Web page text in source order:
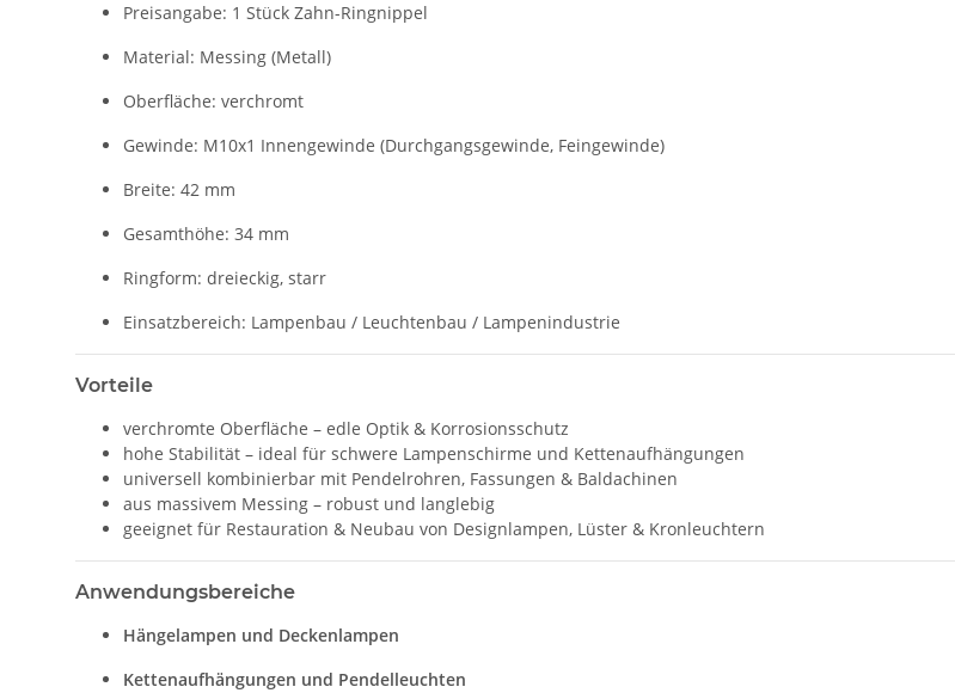
Preisangabe: 1 Stück Zahn-Ringnippel
Material: Messing (Metall)
Oberfläche: verchromt
Gewinde: M10x1 Innengewinde (Durchgangsgewinde, Feingewinde)
Breite: 42 mm
Gesamthöhe: 34 mm
Ringform: dreieckig, starr
Einsatzbereich: Lampenbau / Leuchtenbau / Lampenindustrie
Vorteile
verchromte Oberfläche – edle Optik & Korrosionsschutz
hohe Stabilität – ideal für schwere Lampenschirme und Kettenaufhängungen
universell kombinierbar mit Pendelrohren, Fassungen & Baldachinen
aus massivem Messing – robust und langlebig
geeignet für Restauration & Neubau von Designlampen, Lüster & Kronleuchtern
Anwendungsbereiche
Hängelampen und Deckenlampen
Kettenaufhängungen und Pendelleuchten